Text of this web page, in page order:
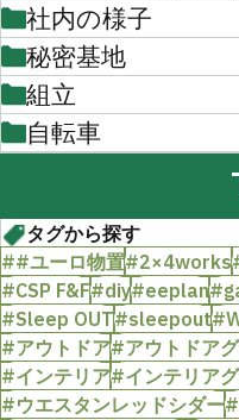
社内の様子
秘密基地
組立
自転車
タグから探す
##ユーロ物置#2×4works
#CSP F&F#diy#eeplan
#Sleep OUT#sleepout
#アウトドア#アウトドア
#インテリア#インテリア
#ウエスタンレッドシダー